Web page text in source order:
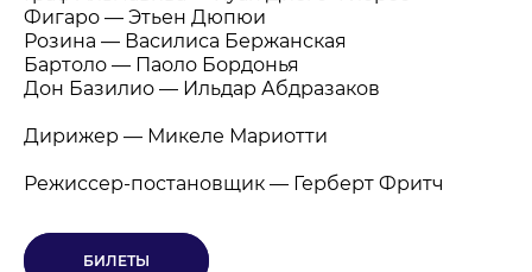
Фигаро — Этьен Дюпюи
Розина — Василиса Бержанская
Бартоло — Паоло Бордонья
Дон Базилио — Ильдар Абдразаков
Дирижер — Микеле Мариотти
Режиссер-постановщик — Герберт Фритч
БИЛЕТЫ